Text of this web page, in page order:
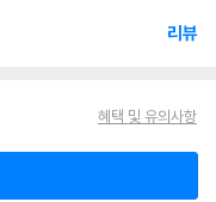
리뷰
혜택 및 유의사항